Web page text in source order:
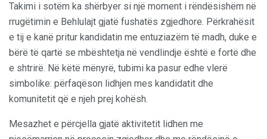
Takimi i sotëm ka shërbyer si një moment i rëndësishëm në
rrugëtimin e Behlulajt gjatë fushatës zgjedhore. Përkrahësit
e tij e kanë pritur kandidatin me entuziazëm të madh, duke e
bërë të qartë se mbështetja në vendlindje është e fortë dhe
e shtrirë. Në këtë mënyrë, tubimi ka pasur edhe vlerë
simbolike: përfaqëson lidhjen mes kandidatit dhe
komunitetit që e njeh prej kohësh.
Mesazhet e përcjella gjatë aktivitetit lidhen me